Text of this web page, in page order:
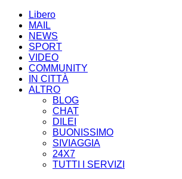
Libero
MAIL
NEWS
SPORT
VIDEO
COMMUNITY
IN CITTÀ
ALTRO
BLOG
CHAT
DILEI
BUONISSIMO
SIVIAGGIA
24X7
TUTTI I SERVIZI